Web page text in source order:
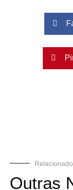
Relacionado
Outras